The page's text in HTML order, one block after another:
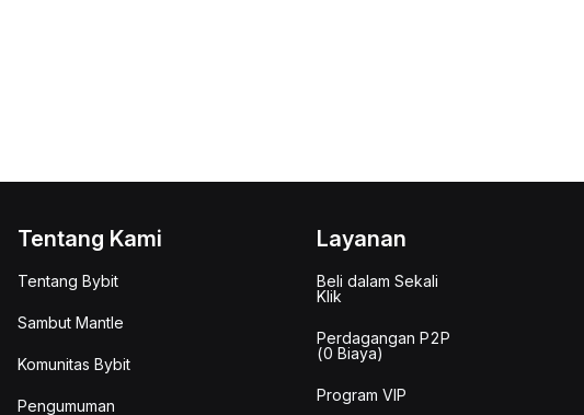
Tentang Kami
Tentang Bybit
Sambut Mantle
Komunitas Bybit
Pengumuman
Layanan
Beli dalam Sekali
Klik
Perdagangan P2P
(0 Biaya)
Program VIP